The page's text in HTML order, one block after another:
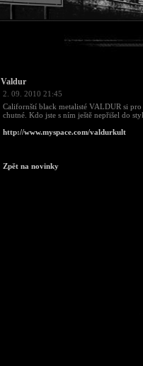
Valdur
2. 09. 2010 21:45
Californští black metalisté VALDUR si
chutné. Kdo jste s ním ještě nepřišel do
http://www.myspace.com/valdurkult
Zpět na novinky